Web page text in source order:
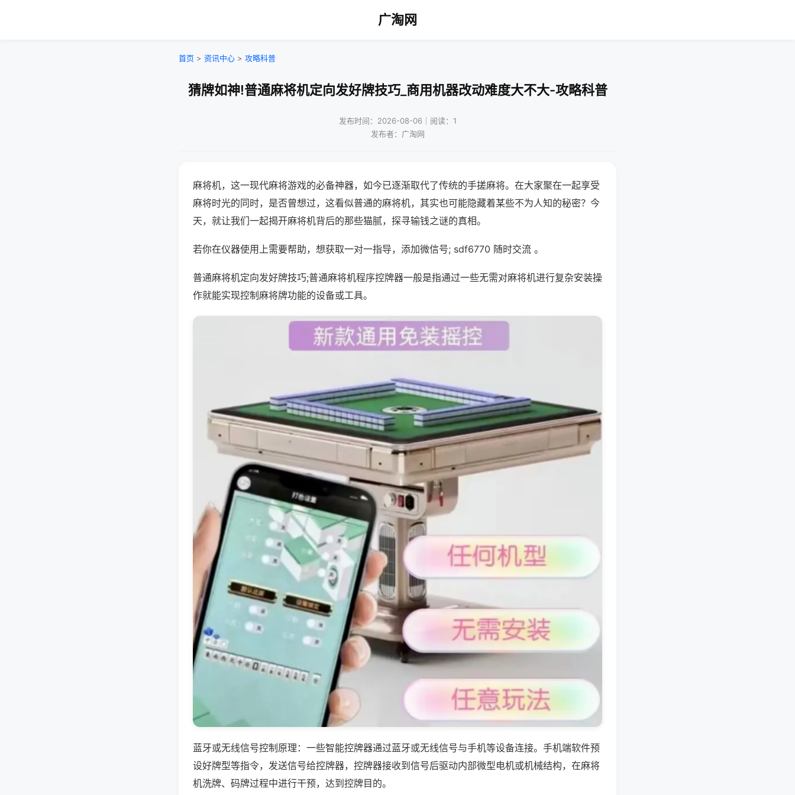
广淘网
首页 > 资讯中心 > 攻略科普
猜牌如神!普通麻将机定向发好牌技巧_商用机器改动难度大不大-攻略科普
发布时间：2026-08-06｜阅读：1
发布者：广淘网
麻将机，这一现代麻将游戏的必备神器，如今已逐渐取代了传统的手搓麻将。在大家聚在一起享受
麻将时光的同时，是否曾想过，这看似普通的麻将机，其实也可能隐藏着某些不为人知的秘密？今
天，就让我们一起揭开麻将机背后的那些猫腻，探寻输钱之谜的真相。
若你在仪器使用上需要帮助，想获取一对一指导，添加微信号; sdf6770 随时交流 。
普通麻将机定向发好牌技巧;普通麻将机程序控牌器一般是指通过一些无需对麻将机进行复杂安装操
作就能实现控制麻将牌功能的设备或工具。
蓝牙或无线信号控制原理：一些智能控牌器通过蓝牙或无线信号与手机等设备连接。手机端软件预
设好牌型等指令，发送信号给控牌器，控牌器接收到信号后驱动内部微型电机或机械结构，在麻将
机洗牌、码牌过程中进行干预，达到控牌目的。